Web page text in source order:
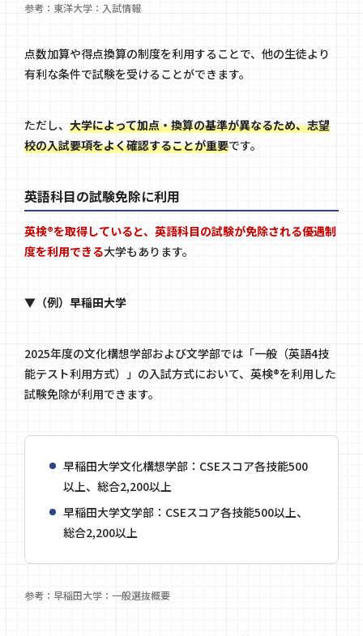
参考： 東洋大学：入試情報
点数加算や得点換算の制度を利用することで、他の生徒より
有利な条件で試験を受けることができます。
ただし、 大学によって加点・換算の基準が異なるため、志望
校の入試要項をよく確認することが重要です。
英語科目の試験免除に利用
英検®を取得していると、英語科目の試験が免除される優遇制
度を利用できる大学もあります。
▼（例）早稲田大学
2025年度の文化構想学部および文学部では「一般（英語4技
能テスト利用方式）」の入試方式において、英検®を利用した
試験免除が利用できます。
早稲田大学文化構想学部：CSEスコア各技能500
以上、総合2,200以上
早稲田大学文学部：CSEスコア各技能500以上、
総合2,200以上
参考： 早稲田大学：一般選抜概要